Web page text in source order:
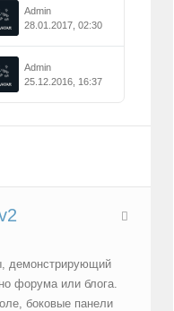
Admin
28.01.2017, 02:30
Admin
25.12.2016, 16:37
демонстрирующий
форума или блога.
боковые панели